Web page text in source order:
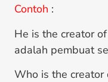
Contoh :
He is the creator
adalah pembuat
Who is the creator